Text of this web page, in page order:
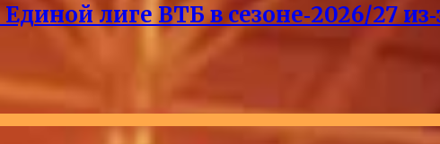
лиге ВТБ в сезоне‑2026/27